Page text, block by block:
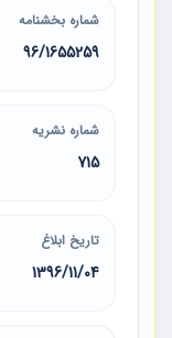
شماره بخشنامه
96/1655259
شماره نشریه
715
تاریخ ابلاغ
1396/11/04